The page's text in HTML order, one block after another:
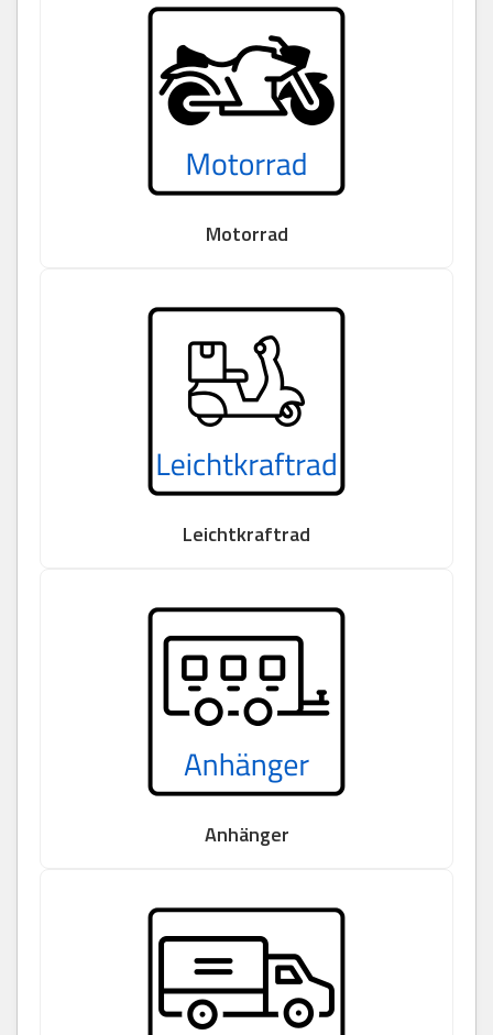
Motorrad
Leichtkraftrad
Anhänger